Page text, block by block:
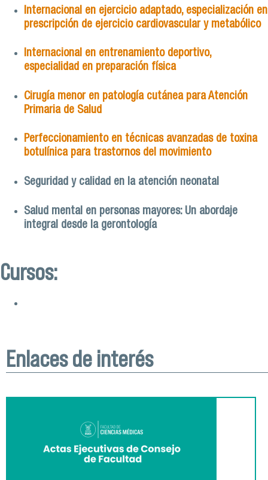
Internacional en ejercicio adaptado, especialización en
prescripción de ejercicio cardiovascular y metabólico
Internacional en entrenamiento deportivo,
especialidad en preparación física
Cirugía menor en patología cutánea para Atención
Primaria de Salud
Perfeccionamiento en técnicas avanzadas de toxina
botulínica para trastornos del movimiento
Seguridad y calidad en la atención neonatal
Salud mental en personas mayores: Un abordaje
integral desde la gerontología
Cursos:
Enlaces de interés